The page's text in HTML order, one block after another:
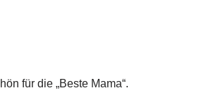
für die „Beste Mama“.